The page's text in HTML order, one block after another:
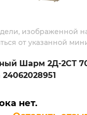
изображенной
от указанной
Шарм 2Д-2СТ
нет.